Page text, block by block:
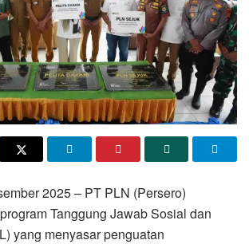
2025 – PT PLN (Persero)
Tanggung Jawab Sosial dan
yang menyasar penguatan